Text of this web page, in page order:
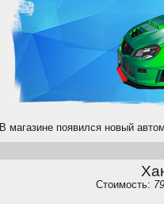
В магазине появился новый
Стоимость: